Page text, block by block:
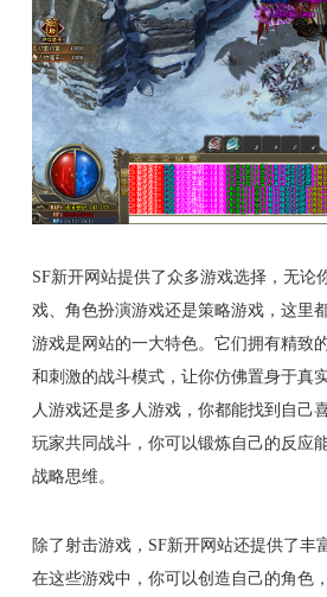
SF新开网站提供了众多游戏选择，无论
戏、角色扮演游戏还是策略游戏，这里
游戏是网站的一大特色。它们拥有精致
和刺激的战斗模式，让你仿佛置身于真
人游戏还是多人游戏，你都能找到自己
玩家共同战斗，你可以锻炼自己的反应
战略思维。
除了射击游戏，SF新开网站还提供了丰
在这些游戏中，你可以创造自己的角色